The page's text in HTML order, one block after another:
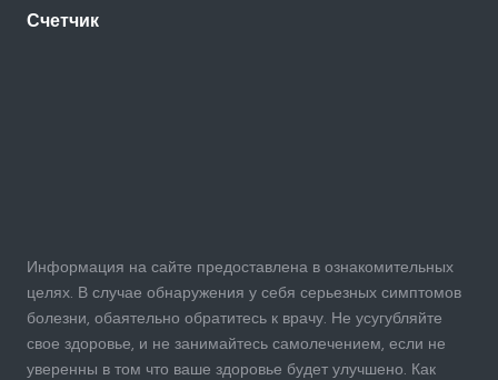
Счетчик
Информация на сайте предоставлена в ознакомительных
целях. В случае обнаружения у себя серьезных симптомов
болезни, обаятельно обратитесь к врачу. Не усугубляйте
свое здоровье, и не занимайтесь самолечением, если не
уверенны в том что ваше здоровье будет улучшено. Как